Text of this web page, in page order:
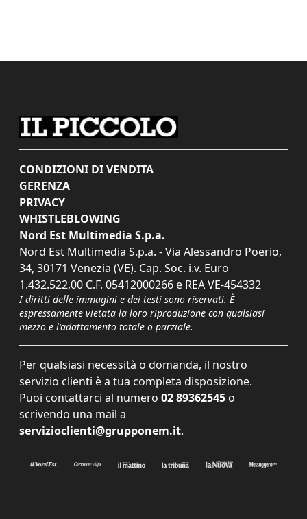
CONDIZIONI DI VENDITA
GERENZA
PRIVACY
WHISTLEBLOWING
Nord Est Multimedia S.p.a.
Nord Est Multimedia S.p.a. - Via Alessandro Poerio,
34, 30171 Venezia (VE). Cap. Soc. i.v. Euro
1.432.522,00 C.F. 05412000266 e REA VE-454332
I diritti delle immagini e dei testi sono riservati. È
espressamente vietata la loro riproduzione con qualsiasi
mezzo e l'adattamento totale o parziale.
Per qualsiasi necessità o domanda, il nostro
servizio clienti è a tua completa disposizione.
Puoi contattarci al numero 02 89362545 o
scrivendo una mail a
servizioclienti@grupponem.it.